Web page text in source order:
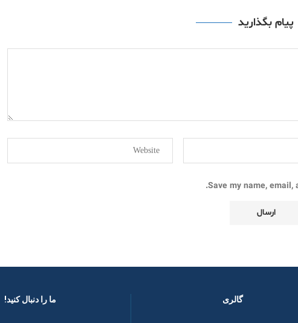
پیام بگذارید
Save my name,
گالری ما را دنبال کنید! ​